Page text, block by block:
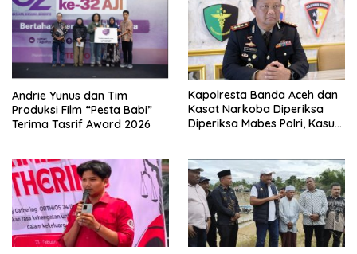
Andrie Yunus dan Tim
Produksi Film “Pesta Babi”
Terima Tasrif Award 2026
Kapolresta Banda Aceh dan
Kasat Narkoba Diperiksa
Diperiksa Mabes Polri, Kasus